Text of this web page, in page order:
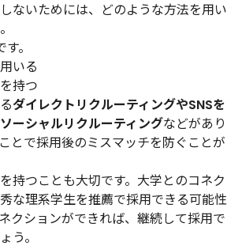
ないためには、どのような方法を用い
。
いる
持つ
ダイレクトリクルーティングやSNSを
ーシャルリクルーティングなどがあり
とで採用後のミスマッチを防ぐことが
持つことも大切です。大学とのコネク
な理系学生を推薦で採用できる可能性
クションができれば、継続して採用で
う。